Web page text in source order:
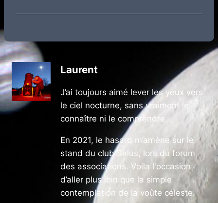
Laurent
J’ai toujours aimé lever les yeux vers
le ciel nocturne, sans vraiment le
connaître ni le comprendre.
En 2021, le hasard m’amène sur le
stand du club Sirius, lors du forum
des associations. Voila l'occasion
d’aller plus loin que la simple
contemplation de la voûte céleste.